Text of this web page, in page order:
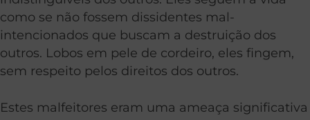
como se não fossem dissidentes mal-
intencionados que buscam a destruição dos
outros. Lobos em pele de cordeiro, eles fingem,
sem respeito pelos direitos dos outros.
Estes malfeitores eram uma ameaça significativa